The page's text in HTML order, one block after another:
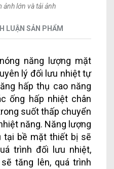
ảnh lớn và tải ảnh
LUẬN SẢN PHẨM
năng lượng mặt
lý đối lưu nhiệt tự
hấp thụ cao năng
ống hấp nhiệt chân
suốt thấp chuyển
năng. Năng lượng
tại bề mặt thiết bị sẽ
trình đối lưu nhiệt,
tăng lên, quá trình